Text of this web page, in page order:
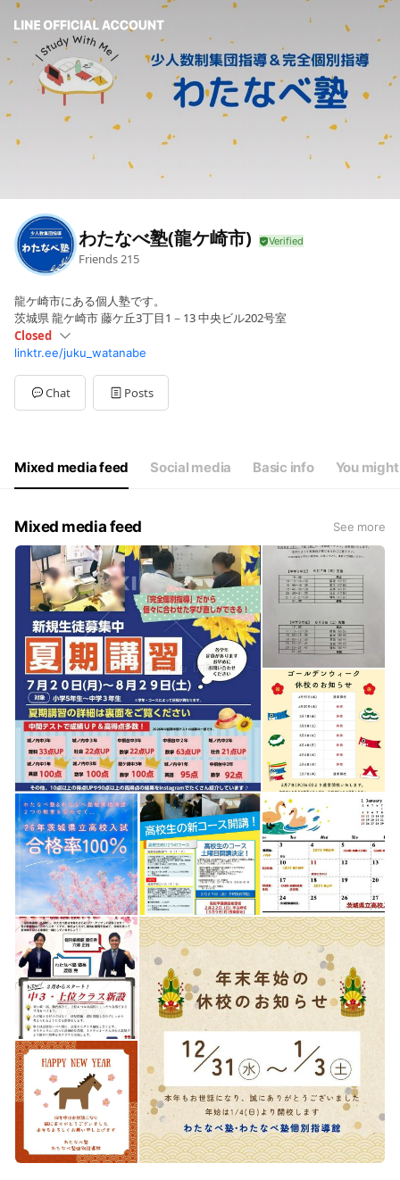
わたなべ塾(龍ケ崎市)
Friends215
龍ケ崎市にある個人塾です。
茨城県 龍ケ崎市 藤ケ丘3丁目1－13 中央ビル202号室
Closed
SunClosed
Mon16:00 - 22:00
Tue16:00 - 22:00
Wed16:00 - 22:00
Sat
12:00 - 18:00
※茨城統一テスト実施日のみ日曜日開校
linktr.ee/juku_watanabe
Chat Posts
Mixed media feed Social media Basic info You
Mixed media feed See more